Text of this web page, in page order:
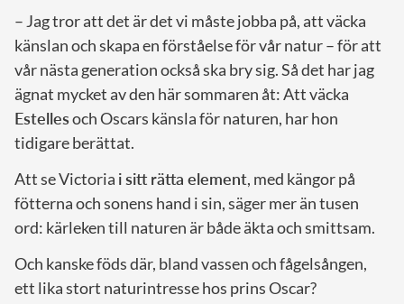
– Jag tror att det är det vi måste jobba på, att väcka
känslan och skapa en förståelse för vår natur – för att
vår nästa generation också ska bry sig. Så det har jag
ägnat mycket av den här sommaren åt: Att väcka
Estellesoch Oscars känsla för naturen, har hon
tidigare berättat.
Att se Victoria i sitt rätta element, med kängor på
fötterna och sonens hand i sin, säger mer än tusen
ord: kärleken till naturen är både äkta och smittsam.
Och kanske föds där, bland vassen och fågelsången,
ett lika stort naturintresse hos prins Oscar?